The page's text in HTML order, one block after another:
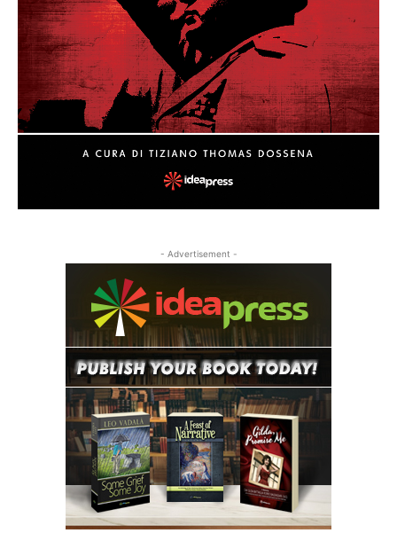
- Advertisement -